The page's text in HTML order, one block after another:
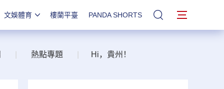
文娛體育 樓蘭平臺 PANDA SHORTS 站內搜索
熱點專題 Hi，貴州！